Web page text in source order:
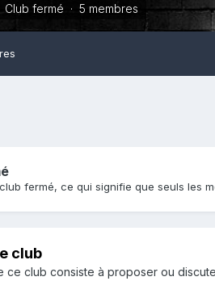
Club fermé · 5 membres
club fermé, ce qui signifie que seuls les
club
ce club consiste à proposer ou